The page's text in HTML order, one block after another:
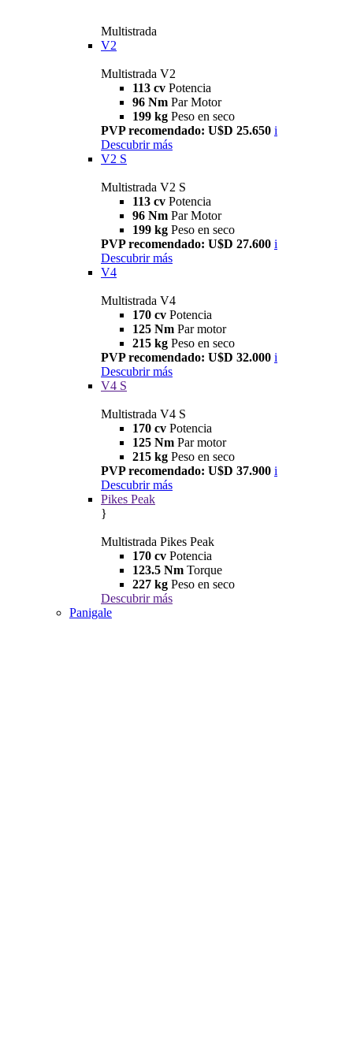
Multistrada
V2
Multistrada V2
113 cv Potencia
96 Nm Par Motor
199 kg Peso en seco
PVP recomendado: U$D 25.650 i
Descubrir más
V2 S
Multistrada V2 S
113 cv Potencia
96 Nm Par Motor
199 kg Peso en seco
PVP recomendado: U$D 27.600 i
Descubrir más
V4
Multistrada V4
170 cv Potencia
125 Nm Par motor
215 kg Peso en seco
PVP recomendado: U$D 32.000 i
Descubrir más
V4 S
Multistrada V4 S
170 cv Potencia
125 Nm Par motor
215 kg Peso en seco
PVP recomendado: U$D 37.900 i
Descubrir más
Pikes Peak
}
Multistrada Pikes Peak
170 cv Potencia
123.5 Nm Torque
227 kg Peso en seco
Descubrir más
Panigale